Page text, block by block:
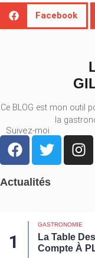
Facebook
Ce BLOG est mon outil
la
Suivez-moi
Actualités
GASTRONOMIE
La Table
Compte À